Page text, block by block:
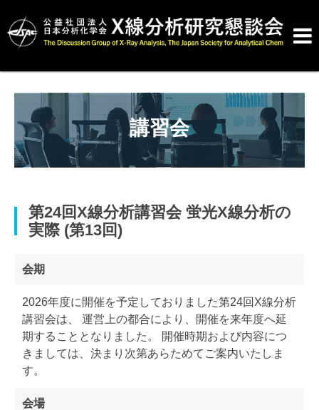

講習会
第24回X線分析講習会 蛍光X線分析の
実際 (第13回)
会期
2026年度に開催を予定しておりました第24回X線分析
講習会は、 運営上の都合により、開催を来年度へ延
期することとなりました。 開催時期および内容につ
きましては、決まり次第あらためてご案内いたしま
す。
会場